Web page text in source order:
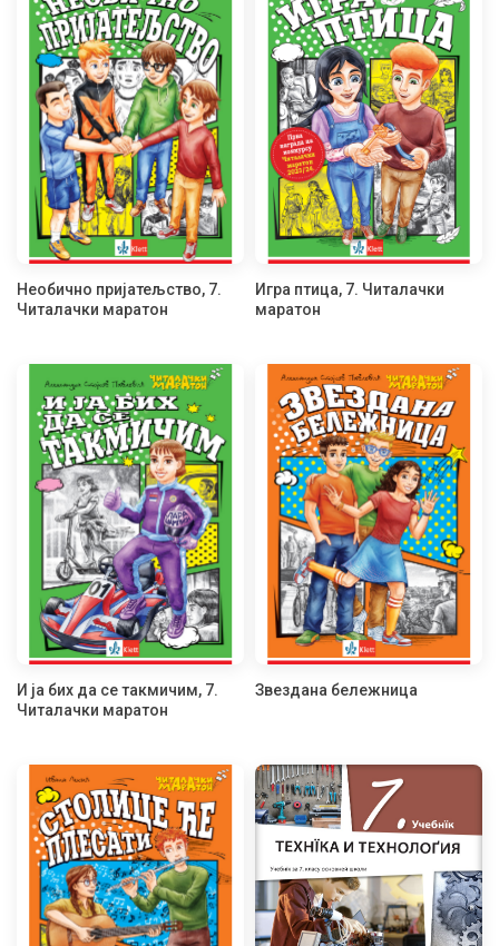
Необично пријатељство, 7.
Читалачки маратон
Игра птица, 7. Читалачки
маратон
И ја бих да се такмичим, 7.
Читалачки маратон
Звездана бележница